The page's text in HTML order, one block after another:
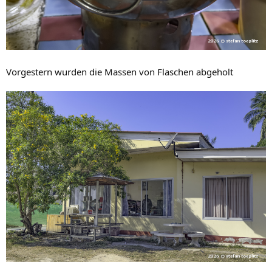
Vorgestern wurden die Massen von Flaschen abgeholt